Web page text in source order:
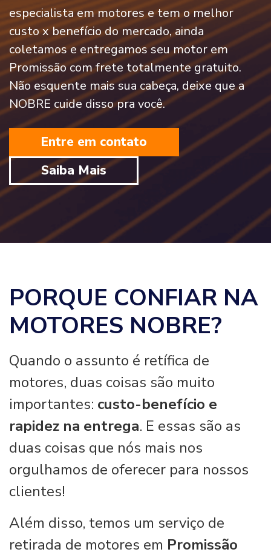
especialista em motores e tem o melhor
custo x benefício do mercado, ainda
coletamos e entregamos seu motor em
Promissão com frete totalmente gratuito.
Não esquente mais sua cabeça, deixe que a
NOBRE cuide disso pra você.
Entre em contato
Saiba Mais
PORQUE CONFIAR NA
MOTORES NOBRE?
Quando o assunto é retífica de
motores, duas coisas são muito
importantes: custo-benefício e
rapidez na entrega. E essas são as
duas coisas que nós mais nos
orgulhamos de oferecer para nossos
clientes!
Além disso, temos um serviço de
retirada de motores em Promissão